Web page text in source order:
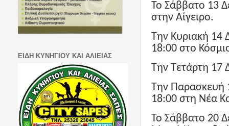
Το Σάββατο 13
στην Αίγειρο.
Την Κυριακή 14
18:00 στο
Την Τετάρτη
Την Παρασκευή
18:00 στη Νέα
Το Σάββατο 20
ΕΙΔΗ ΚΥΝΗΓΙΟΥ ΚΑΙ ΑΛΙΕΙΑΣ